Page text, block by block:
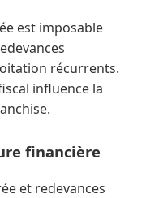
est imposable
récurrents.
influence la
financière
et redevances